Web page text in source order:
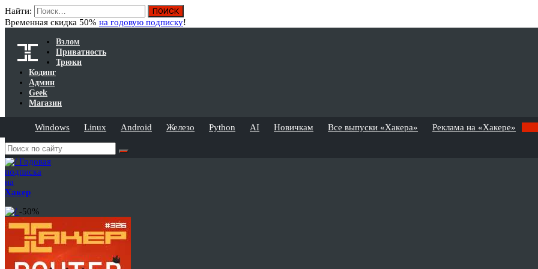
Найти:
Временная скидка 50% на годовую подписку!
Взлом
Приватность
Трюки
Кодинг
Админ
Geek
Магазин
Windows Linux Android Железо Python AI Новичкам Все выпуски «Хакера» Реклама на «Хакере»
Годовая
подписка
на
Хакер
-50%